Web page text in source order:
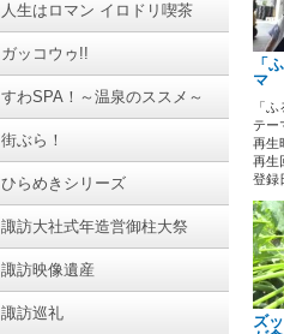
人生はロマン イロドリ喫茶
ガッコウゥ!!
すわSPA！～温泉のススメ～
街ぶら！
ひらめきシリーズ
諏訪大社式年造営御柱大祭
諏訪映像遺産
諏訪巡礼
「
マ
「
テー
再生
再生
登録
ズ